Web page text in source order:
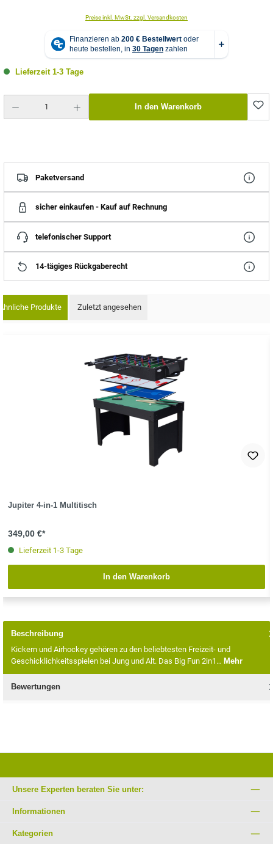
Preise inkl. MwSt. zzgl. Versandkosten
Lieferzeit 1-3 Tage
In den Warenkorb
Paketversand
sicher einkaufen - Kauf auf Rechnung
telefonischer Support
14-tägiges Rückgaberecht
Produkte Zuletzt angesehen
Jupiter 4-in-1 Multitisch
349,00 €*
Lieferzeit 1-3 Tage
In den Warenkorb
Beschreibung
Kickern und Airhockey gehören zu den beliebtesten Freizeit- und
Geschicklichkeitsspielen bei Jung und Alt. Das Big Fun 2in1… Mehr
Bewertungen
Unsere Experten beraten Sie unter:
Informationen
Kategorien